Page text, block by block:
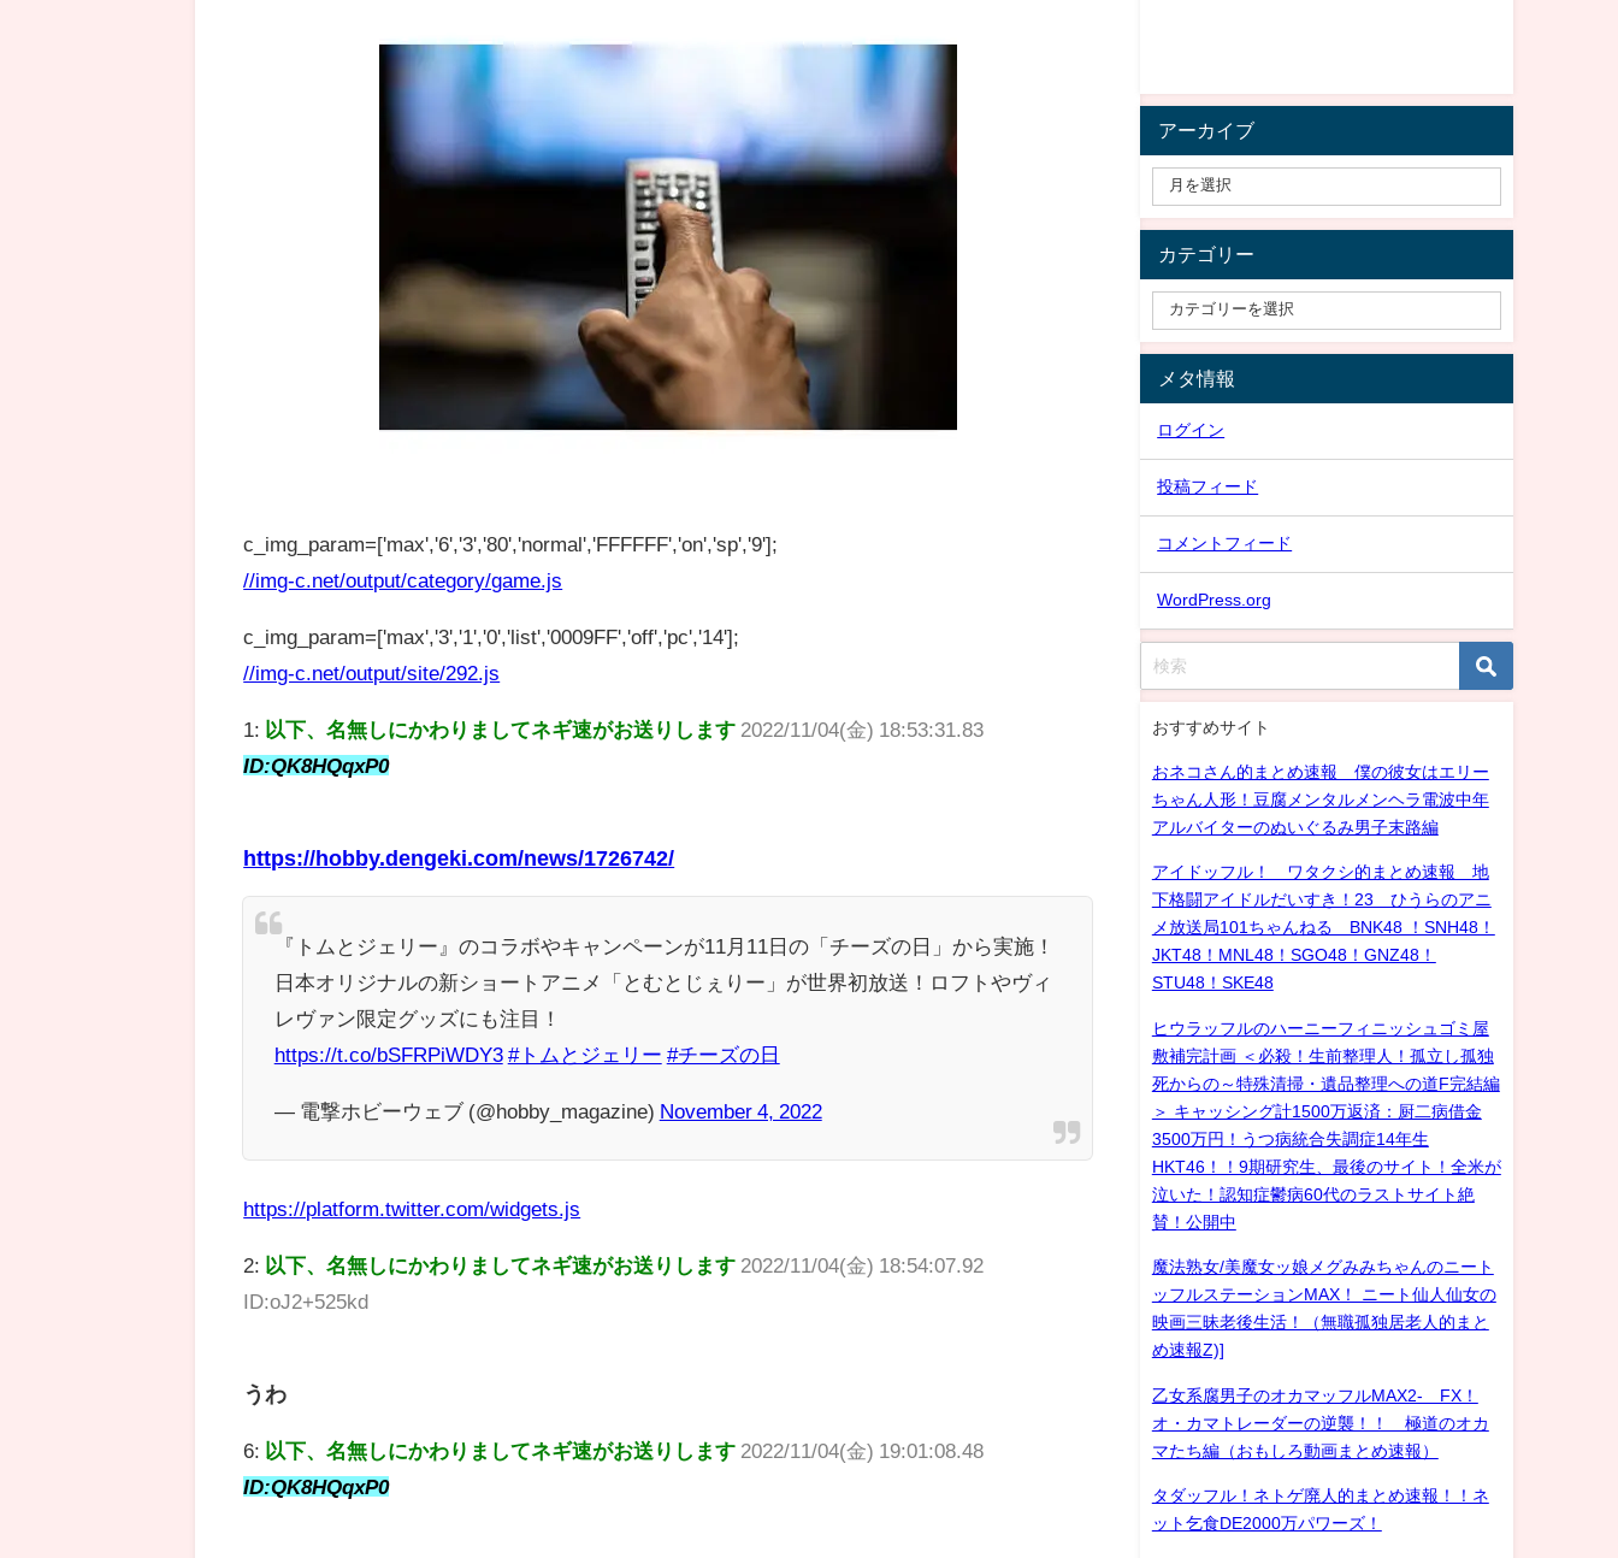
c_img_param=['max','6','3','80','normal','FFFFFF','on','sp','9'];
//img-c.net/output/category/game.js
c_img_param=['max','3','1','0','list','0009FF','off','pc','14'];
//img-c.net/output/site/292.js
1: 以下、名無しにかわりましてネギ速がお送りします 2022/11/04(金) 18:53:31.83
ID:QK8HQqxP0
https://hobby.dengeki.com/news/1726742/
『トムとジェリー』のコラボやキャンペーンが11月11日の「チーズの日」から実施！
日本オリジナルの新ショートアニメ「とむとじぇりー」が世界初放送！ロフトやヴィ
レヴァン限定グッズにも注目！
https://t.co/bSFRPiWDY3 #トムとジェリー #チーズの日
— 電撃ホビーウェブ (@hobby_magazine) November 4, 2022
https://platform.twitter.com/widgets.js
2: 以下、名無しにかわりましてネギ速がお送りします 2022/11/04(金) 18:54:07.92
ID:oJ2+525kd
うわ
6: 以下、名無しにかわりましてネギ速がお送りします 2022/11/04(金) 19:01:08.48
ID:QK8HQqxP0
アーカイブ
カテゴリー
メタ情報
ログイン
投稿フィード
コメントフィード
WordPress.org
おすすめサイト
おネコさん的まとめ速報 僕の彼女はエリー
ちゃん人形！豆腐メンタルメンヘラ電波中年
アルバイターのぬいぐるみ男子末路編
アイドッフル！ ワタクシ的まとめ速報 地
下格闘アイドルだいすき！23 ひうらのアニ
メ放送局101ちゃんねる BNK48 ！SNH48！
JKT48！MNL48！SGO48！GNZ48！
STU48！SKE48
ヒウラッフルのハーニーフィニッシュゴミ屋
敷補完計画 ＜必殺！生前整理人！孤立し孤独
死からの～特殊清掃・遺品整理への道F完結編
＞ キャッシング計1500万返済：厨二病借金
3500万円！うつ病統合失調症14年生
HKT46！！9期研究生、最後のサイト！全米が
泣いた！認知症鬱病60代のラストサイト絶
賛！公開中
魔法熟女/美魔女ッ娘メグみみちゃんのニート
ッフルステーションMAX！ ニート仙人仙女の
映画三昧老後生活！（無職孤独居老人的まと
め速報Z)]
乙女系腐男子のオカマッフルMAX2- FX！
オ・カマトレーダーの逆襲！！ 極道のオカ
マたち編（おもしろ動画まとめ速報）
タダッフル！ネトゲ廃人的まとめ速報！！ネ
ット乞食DE2000万パワーズ！